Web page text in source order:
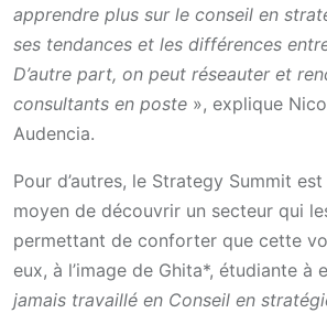
apprendre plus sur le conseil en
ses tendances et les différences
D’autre part, on peut réseauter et
consultants en poste », explique
Audencia.
Pour d’autres, le Strategy Summit
moyen de découvrir un secteur qui
permettant de conforter que cette
eux, à l’image de Ghita*, étudiante à
jamais travaillé en Conseil en